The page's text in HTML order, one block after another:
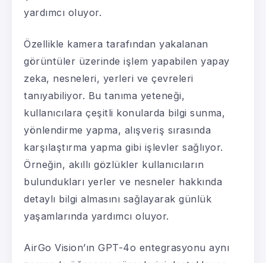
yardımcı oluyor.
Özellikle kamera tarafından yakalanan
görüntüler üzerinde işlem yapabilen yapay
zeka, nesneleri, yerleri ve çevreleri
tanıyabiliyor. Bu tanıma yeteneği,
kullanıcılara çeşitli konularda bilgi sunma,
yönlendirme yapma, alışveriş sırasında
karşılaştırma yapma gibi işlevler sağlıyor.
Örneğin, akıllı gözlükler kullanıcıların
bulundukları yerler ve nesneler hakkında
detaylı bilgi almasını sağlayarak günlük
yaşamlarında yardımcı oluyor.
AirGo Vision’ın GPT-4o entegrasyonu aynı